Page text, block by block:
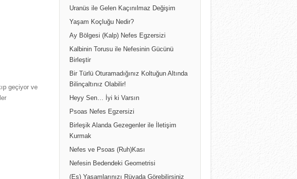
geçiyor ve
Uranüs ile Gelen Kaçınılmaz Değişim
Yaşam Koçluğu Nedir?
Ay Bölgesi (Kalp) Nefes Egzersizi
Kalbinin Torusu ile Nefesinin Gücünü
Birleştir
Bir Türlü Oturamadığınız Koltuğun Altında
Bilinçaltınız Olabilir!
Heyy Sen… İyi ki Varsın
Psoas Nefes Egzersizi
Birleşik Alanda Gezegenler ile İletişim
Kurmak
Nefes ve Psoas (Ruh)Kası
Nefesin Bedendeki Geometrisi